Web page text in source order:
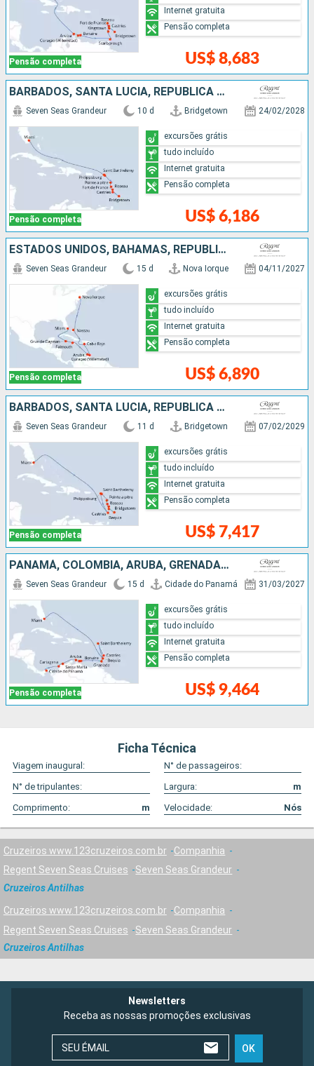
Pensão completa US$ 8,683
Internet gratuita
Pensão completa
BARBADOS, SANTA LUCIA, REPUBLICA DOMINICANA, FRANCIA, ESTADOS UNIDOS
Pensão completa
Seven Seas Grandeur 10 d Bridgetown 24/02/2028
US$ 6,186
excursões grátis
tudo incluído
Internet gratuita
Pensão completa
ESTADOS UNIDOS, BAHAMAS, REPUBLICA DOMINICANA, ARUBA, JAMAICA, ISLAS CAIMÁN
Pensão completa
Seven Seas Grandeur 15 d Nova Iorque 04/11/2027
US$ 6,890
excursões grátis
tudo incluído
Internet gratuita
Pensão completa
BARBADOS, SANTA LUCIA, REPUBLICA DOMINICANA, FRANCIA, SÃO VINCENTE E GRANADINAS, ESTADOS UNIDOS
Pensão completa
Seven Seas Grandeur 11 d Bridgetown 07/02/2029
US$ 7,417
excursões grátis
tudo incluído
Internet gratuita
Pensão completa
PANAMÁ, COLOMBIA, ARUBA, GRENADA, SANTA LUCIA, FRANCIA, SÃO VINCENTE E GRANADINAS, ESTADOS UNIDOS
Pensão completa
Seven Seas Grandeur 15 d Cidade do Panamá 31/03/2027
US$ 9,464
excursões grátis
tudo incluído
Internet gratuita
Pensão completa
Ficha Técnica
Viagem inaugural:
N° de passageiros:
N° de tripulantes:
Largura:
m
Comprimento:
m Velocidade: Nós
Cruzeiros www.123cruzeiros.com.br
Companhia
Regent Seven Seas Cruises
Seven Seas Grandeur
Cruzeiros Antilhas
Cruzeiros www.123cruzeiros.com.br
Companhia
Regent Seven Seas Cruises
Seven Seas Grandeur
Cruzeiros Antilhas
Newsletters
Receba as nossas promoções exclusivas
SEU ÉMAIL OK